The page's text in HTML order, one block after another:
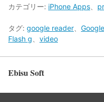
カテゴリー: iPhone Apps
タグ: google reader
Flash g
video
Ebisu Soft